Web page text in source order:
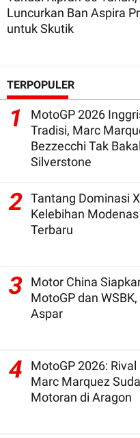
Luncurkan Ban Aspira
untuk Skutik
TERPOPULER
1
MotoGP 2026
Tradisi, Marc
Bezzecchi Tak Bakal
Silverstone
2 Tantang Dominasi
Kelebihan
Terbaru
3
Motor China
MotoGP dan
Aspar
4
MotoGP 2026:
Marc Marquez
Motoran di Aragon